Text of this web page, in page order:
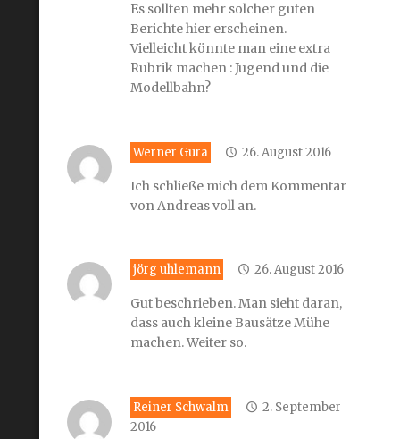
Es sollten mehr solcher guten
Berichte hier erscheinen.
Vielleicht könnte man eine extra
Rubrik machen : Jugend und die
Modellbahn?
Werner Gura 26. August 2016
Ich schließe mich dem Kommentar
von Andreas voll an.
jörg uhlemann 26. August 2016
Gut beschrieben. Man sieht daran,
dass auch kleine Bausätze Mühe
machen. Weiter so.
Reiner Schwalm
2. September
2016